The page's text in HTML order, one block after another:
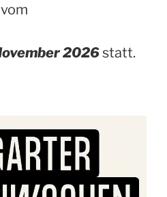
vom
2026statt.